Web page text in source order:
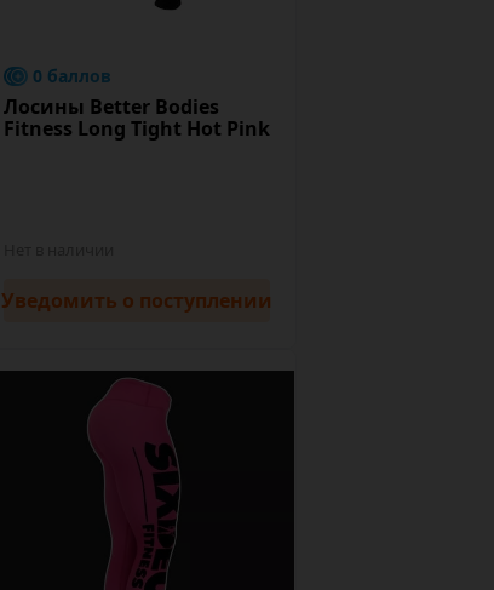
0 баллов
Лосины Better Bodies
Fitness Long Tight Hot Pink
Уведомить о поступлении